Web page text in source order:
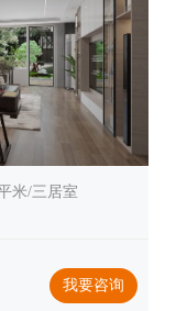
米/三居室
我要咨询